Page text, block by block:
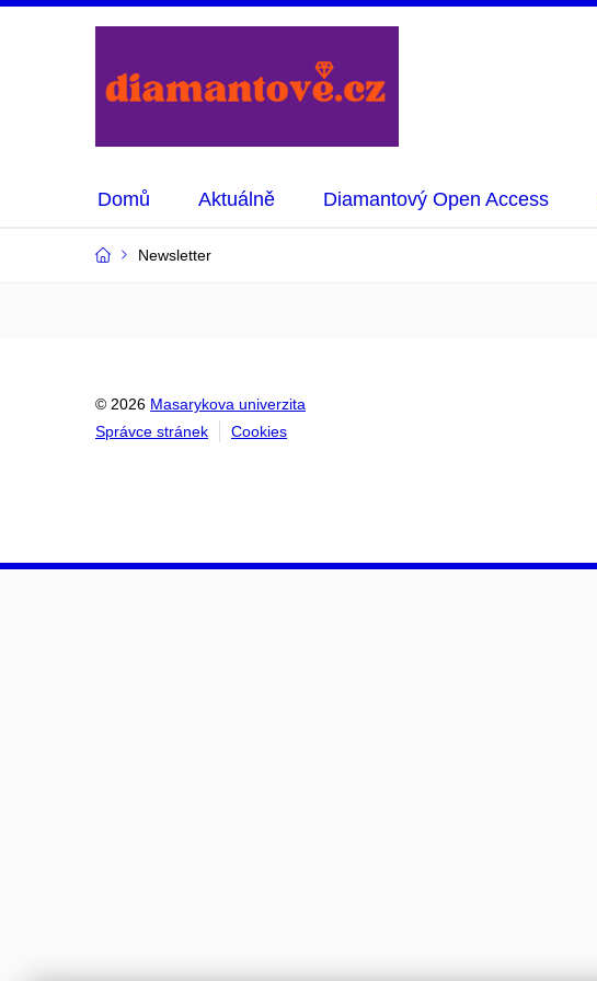
Domů Aktuálně Diamantový Open Access
Newsletter
© 2026 Masarykova univerzita
Správce stránek
Cookies